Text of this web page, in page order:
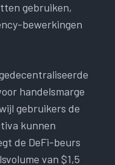
gebruiken,
bewerkingen
handelsmarge
gebruikers de
kunnen
de DeFi-beurs
van $1,5